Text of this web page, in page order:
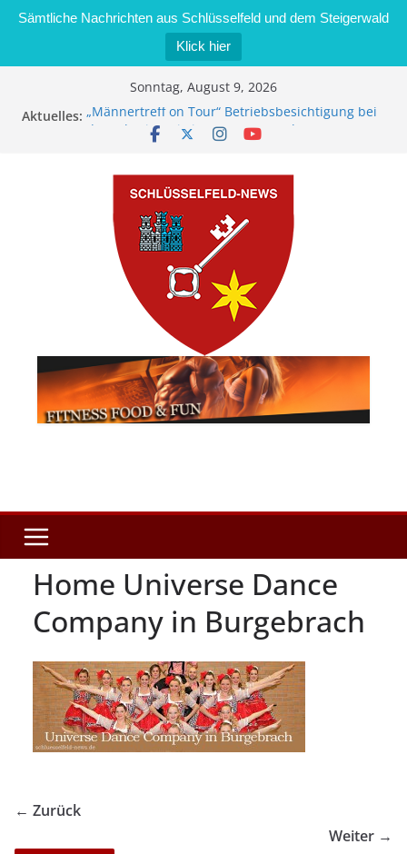
Sämtliche Nachrichten aus Schlüsselfeld und dem Steigerwald
Klick hier
Sonntag, August 9, 2026
Aktuelles: „Männertreff on Tour“ Betriebsbesichtigung bei
der Schreinerei Zimmermann GmbH
Kontrolle
Stadt Schlüsselfeld bietet Online-Anmeldung für
Kindergartenplätze an
Dieseldiebstahl im Wert von 600 Euro
Home Universe Dance
Company in Burgebrach
← Zurück
Weiter →